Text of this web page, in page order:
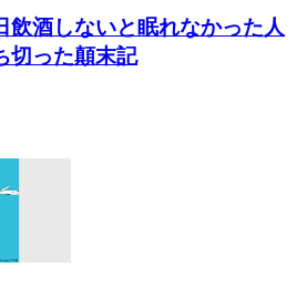
飲酒しないと眠れなかった人
切った顛末記